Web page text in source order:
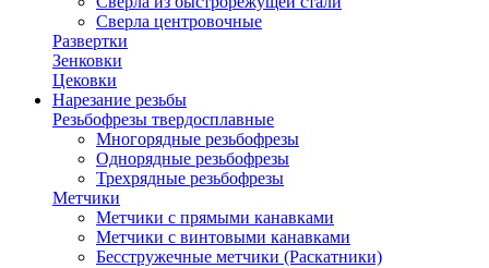
Сверла центровочные
Развертки
Зенковки
Цековки
Нарезание резьбы
Резьбофрезы твердосплавные
Многорядные резьбофрезы
Однорядные резьбофрезы
Трехрядные резьбофрезы
Метчики
Метчики с прямыми канавками
Метчики с винтовыми канавками
Бесстружечные метчики (Раскатники)